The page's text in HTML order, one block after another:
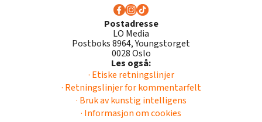
Postadresse
LO Media
Postboks 8964, Youngstorget
0028 Oslo
Les også:
· Etiske retningslinjer
· Retningslinjer for kommentarfelt
· Bruk av kunstig intelligens
· Informasjon om cookies